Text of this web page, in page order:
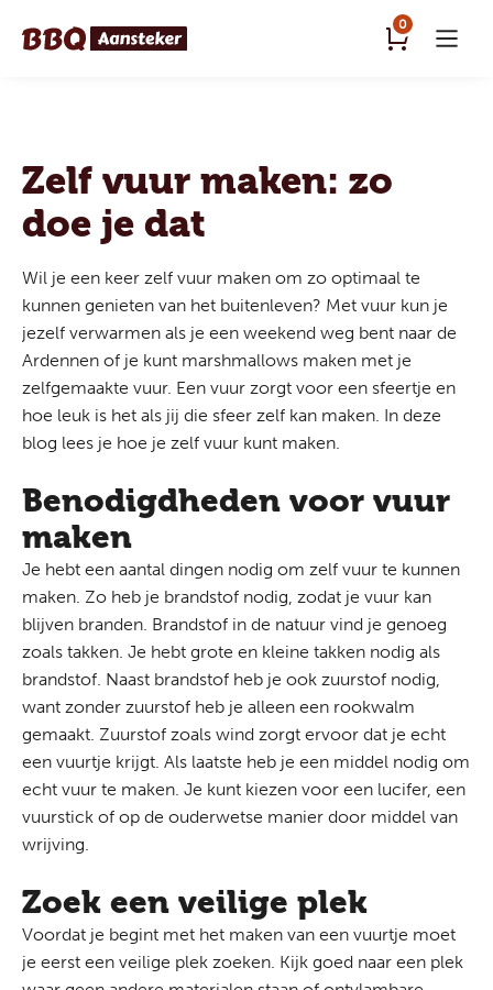
0
Zelf vuur maken: zo
doe je dat
Wil je een keer zelf vuur maken om zo optimaal te
kunnen genieten van het buitenleven? Met vuur kun je
jezelf verwarmen als je een weekend weg bent naar de
Ardennen of je kunt marshmallows maken met je
zelfgemaakte vuur. Een vuur zorgt voor een sfeertje en
hoe leuk is het als jij die sfeer zelf kan maken. In deze
blog lees je hoe je zelf vuur kunt maken.
Benodigdheden voor vuur
maken
Je hebt een aantal dingen nodig om zelf vuur te kunnen
maken. Zo heb je brandstof nodig, zodat je vuur kan
blijven branden. Brandstof in de natuur vind je genoeg
zoals takken. Je hebt grote en kleine takken nodig als
brandstof. Naast brandstof heb je ook zuurstof nodig,
want zonder zuurstof heb je alleen een rookwalm
gemaakt. Zuurstof zoals wind zorgt ervoor dat je echt
een vuurtje krijgt. Als laatste heb je een middel nodig om
echt vuur te maken. Je kunt kiezen voor een lucifer, een
vuurstick of op de ouderwetse manier door middel van
wrijving.
Zoek een veilige plek
Voordat je begint met het maken van een vuurtje moet
je eerst een veilige plek zoeken. Kijk goed naar een plek